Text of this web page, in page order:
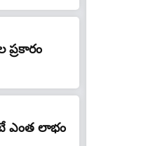
ప్రకారం
ఎంత లాభం